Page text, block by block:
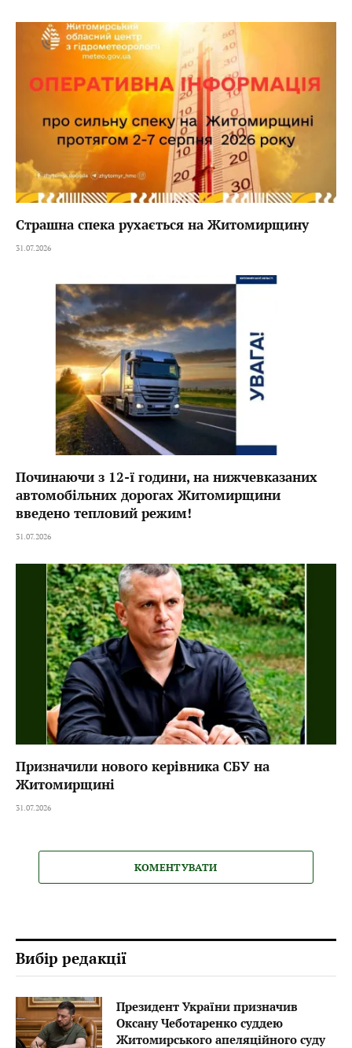
Страшна спека рухається на Житомирщину
31.07.2026
Починаючи з 12-ї години, на нижчевказаних
автомобільних дорогах Житомирщини
введено тепловий режим!
31.07.2026
Призначили нового керівника СБУ на
Житомирщині
31.07.2026
КОМЕНТУВАТИ
Вибір редакції
Президент України призначив
Оксану Чеботаренко суддею
Житомирського апеляційного суду